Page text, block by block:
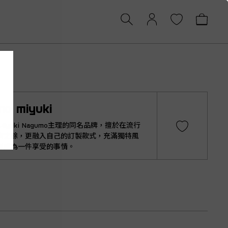
miyuki
Nagumo主理的同名品牌，擅於在流行
之餘，更融入自己的訂製款式，充滿獨特風
成為一件享受的事情。